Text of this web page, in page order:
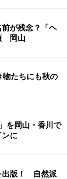
が残念？「ヘ
岡山
たちにも秋の
を岡山・香川で
に
出版！ 自然派